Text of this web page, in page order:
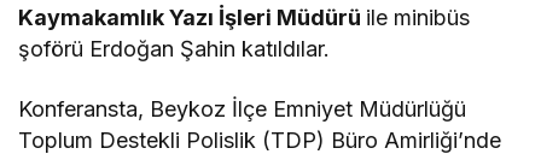
Kaymakamlık Yazı İşleri Müdürü ile minibüs
şoförü Erdoğan Şahin katıldılar.
Konferansta, Beykoz İlçe Emniyet Müdürlüğü
Toplum Destekli Polislik (TDP) Büro Amirliği’nde